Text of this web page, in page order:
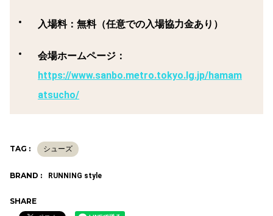
入場料：無料（任意での入場協力金あり）
会場ホームページ：
https://www.sanbo.metro.tokyo.lg.jp/hamam
atsucho/
TAG : シューズ
BRAND : RUNNING style
SHARE